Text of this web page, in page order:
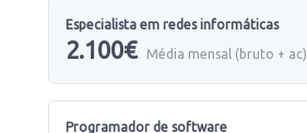
Especialista em redes informáticas
2.100€ Média mensal (bruto + ac)
Programador de software